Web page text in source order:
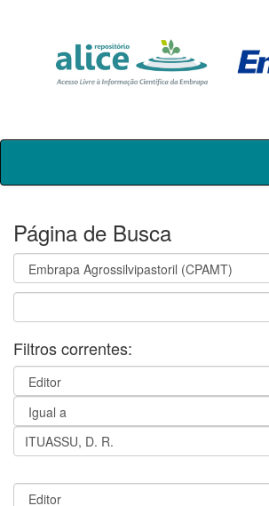
Skip
Página de Busca
Filtros correntes: